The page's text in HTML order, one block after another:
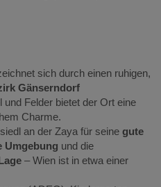
sich durch einen ruhigen,
Gänserndorf
Felder bietet der Ort eine
Charme.
an der Zaya für seine gute
Umgebung und die
– Wien ist in etwa einer